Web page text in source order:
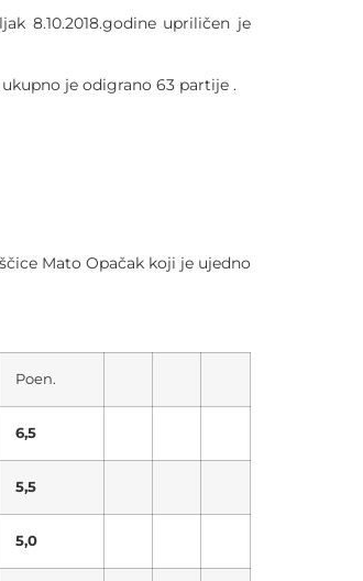
8.10.2018.godine upriličen je
je odigrano 63 partije .
Mato Opačak koji je ujedno
Poen.
6,5
5,5
5,0